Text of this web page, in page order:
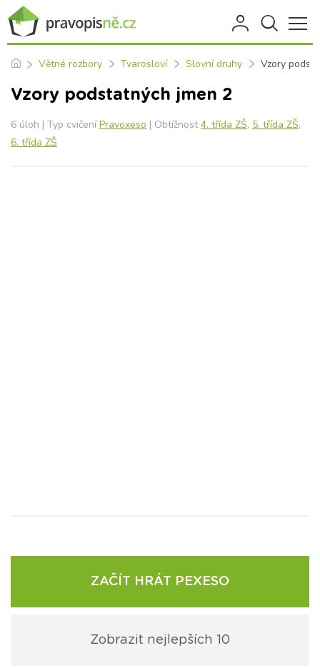
Větné rozbory Tvarosloví Slovní druhy Vzory
Vzory podstatných jmen 2
6 úloh | Typ cvičeníPravoxeso | Obtížnost4. třída ZŠ, 5. třída ZŠ,
6. třída ZŠ
ZAČÍT HRÁT PEXESO
Zobrazit nejlepších 10